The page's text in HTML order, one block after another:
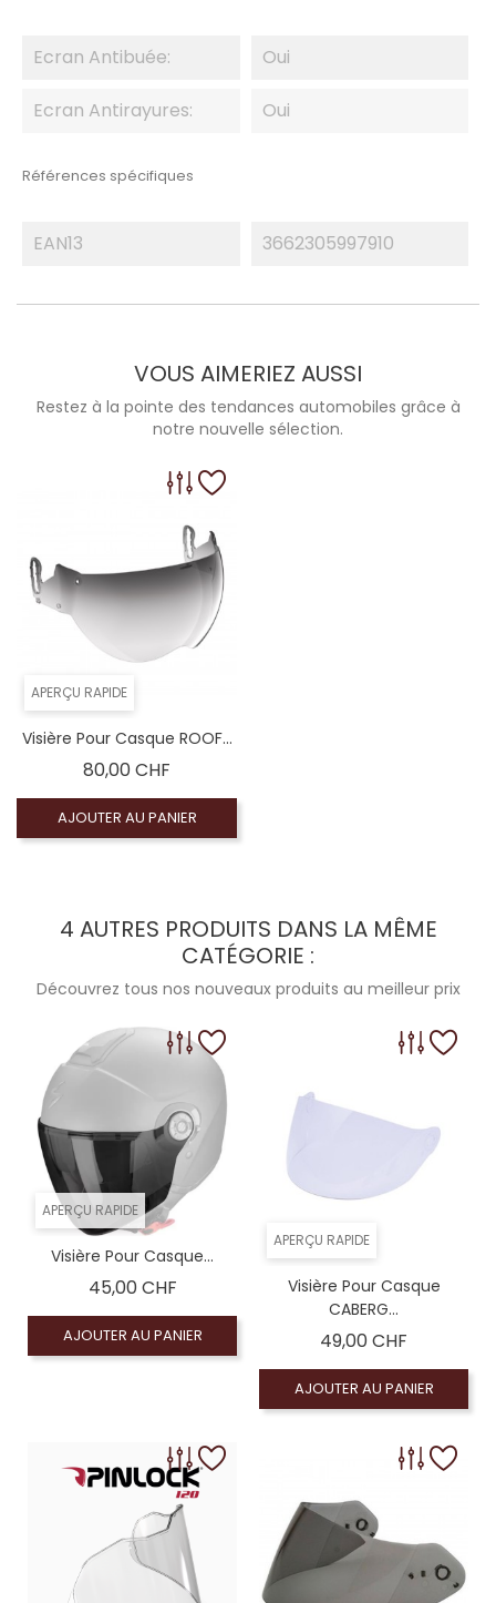
Ecran Antibuée: Oui
Ecran Antirayures: Oui
Références spécifiques
EAN13 3662305997910
VOUS AIMERIEZ AUSSI
Restez à la pointe des tendances automobiles grâce à
notre nouvelle sélection.
APERÇU RAPIDE
Visière Pour Casque ROOF...
80,00 CHF
AJOUTER AU PANIER
4 AUTRES PRODUITS DANS LA MÊME
CATÉGORIE :
Découvrez tous nos nouveaux produits au meilleur prix
APERÇU RAPIDE
Visière Pour Casque...
45,00 CHFPrix
AJOUTER AU PANIER
APERÇU RAPIDE
Visière Pour Casque
CABERG...
49,00 CHF
AJOUTER AU PANIER